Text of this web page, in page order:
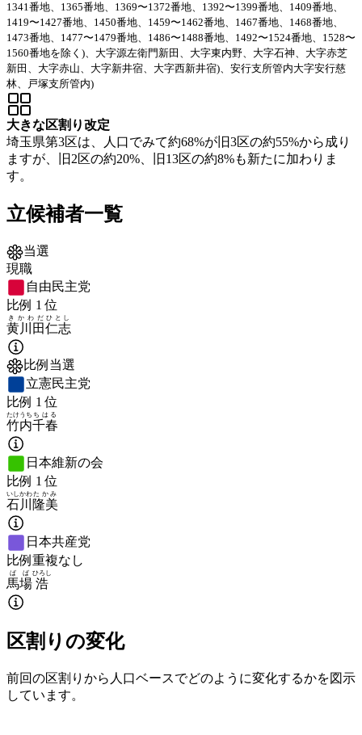
1341番地、1365番地、1369〜1372番地、1392〜1399番地、1409番地、
1419〜1427番地、1450番地、1459〜1462番地、1467番地、1468番地、
1473番地、1477〜1479番地、1486〜1488番地、1492〜1524番地、1528〜
1560番地を除く)、大字源左衛門新田、大字東内野、大字石神、大字赤芝
新田、大字赤山、大字新井宿、大字西新井宿)、安行支所管内大字安行慈
林、戸塚支所管内)
大きな区割り改定
埼玉県第3区は、人口でみて約68%が旧3区の約55%から成り
ますが、旧2区の約20%、旧13区の約8%も新たに加わりま
す。
立候補者一覧
当選
現職
自由民主党
比例 1 位
黄川田
きかわだ
仁志
ひとし
比例当選
立憲民主党
比例 1 位
竹内
たけうち
千春
ちはる
日本維新の会
比例 1 位
石川
いしかわ
隆美
たかみ
日本共産党
比例重複なし
馬場
ばば
浩
ひろし
区割りの変化
前回の区割りから人口ベースでどのように変化するかを図示
しています。